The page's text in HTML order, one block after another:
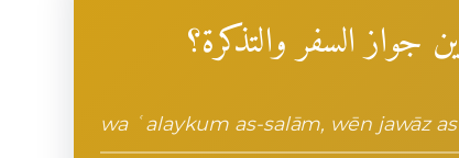
جواز السفر والتذكرة؟
wa ʿalaykum as-salām, wēn jawāz